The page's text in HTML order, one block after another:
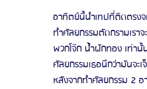
อาทิตย์นี้นำเทปที่ติดตรงจ
ทำศัลยกรรมตัดกรามเรา
พวกโจ๊ก น้ำฝักทอง เท่านั้
ศัลยกรรมเธอนึกว่ามันจะ
หลังจากทำศัลยกรรม 2